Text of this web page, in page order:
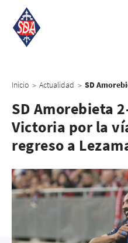
Inicio > Actualidad >
SD Amorebieta
Victoria por la
regreso a